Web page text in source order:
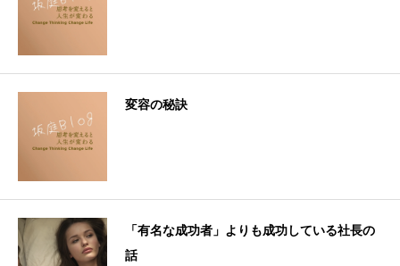
変容の秘訣
「有名な成功者」よりも成功している社長の
話